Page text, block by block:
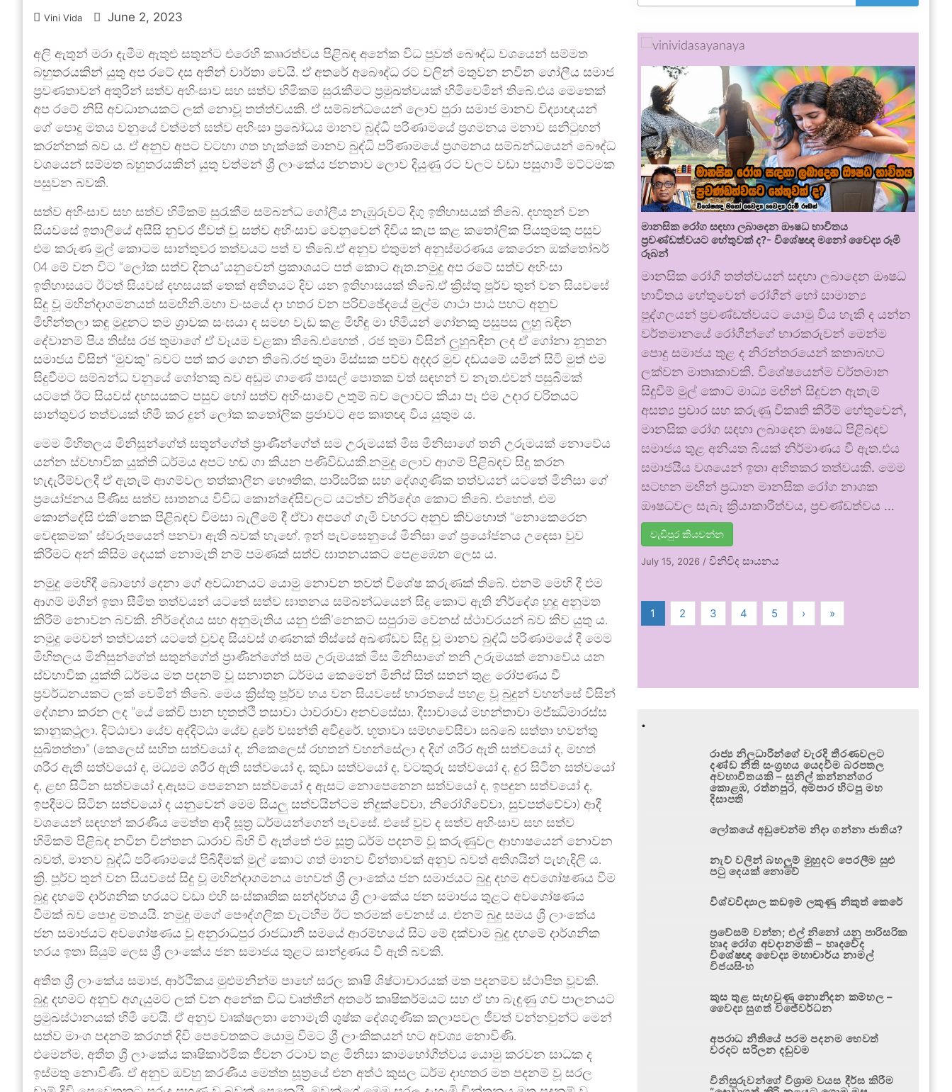
Vini Vida June 2, 2023
අලි ඇතුන් මරා දැමීම ඇතුළු සතුන්ට එරෙහි කෲරත්වය පිළිබඳ අනේක විධ පුවත් බෞද්ධ වශයෙන් සම්මත
බහුතරයකින් යුතු අප රටේ දස අතින් වාර්තා වෙයි. ඒ අතරේ අබෞද්ධ රට වලින් මතුවන නවීන ගෝලීය සමාජ
ප්‍රවණතාවන් අතුරින් සත්ව අහිංසාව සහ සත්ව හිමිකම් සුරැකීමට ප්‍රමුඛත්වයක් හිමිවෙමින් තිබේ.එය මෙතෙක්
අප රටේ නිසි අවධානයකට ලක් නොවූ තත්ත්වයකි. ඒ සම්බන්ධයෙන් ලොව පුරා සමාජ මානව විද්‍යාඥයන්
ගේ පොදු මතය වනුයේ වත්මන් සත්ව අහිංසා ප්‍රබෝධය මානව බුද්ධි පරිණාමයේ ප්‍රගමනය මනාව සනිටුහන්
කරන්නක් බව ය. ඒ අනුව අපට වටහා ගත හැක්කේ මානව බුද්ධි පරිණාමයේ ප්‍රගමනය සම්බන්ධයෙන් බෞද්ධ
වශයෙන් සම්මත බහුතරයකින් යුතු වත්මන් ශ්‍රී ලාංකේය ජනතාව ලොව දියුණු රට වලට වඩා පසුගාමී මට්ටමක
පසුවන බවකි.
සත්ව අහිංසාව සහ සත්ව හිමිකම් සුරැකීම සම්බන්ධ ගෝලීය නැඹුරුවට දිගු ඉතිහාසයක් තිබේ. දහතුන් වන
සියවසේ ඉතාලියේ අසීසි නුවර ජීවත් වූ සත්ව අහිංසාව වෙනුවෙන් දිවිය කැප කළ කතෝලික පියතුමකු පසුව
එම කරුණ මුල් කොටම සාන්තුවර තත්වයට පත් ව තිබේ.ඒ අනුව එතුමන් අනුස්මරණය කෙරෙන ඔක්තෝබර්
04 මේ වන විට “ලෝක සත්ව දිනය”යනුවෙන් ප්‍රකාශයට පත් කොට ඇත.නමුදු අප රටේ සත්ව අහිංසා
ඉතිහාසයට ඊටත් සියවස් දහසයක් තෙක් අතීතයට දිව යන ඉතිහාසයක් තිබේ.ඒ ක්‍රිස්තු පූර්ව තුන් වන සියවසේ
සිදු වූ මහින්දාගමනයත් සමඟිනි.මහා වංසයේ දා හතර වන පරිච්ඡේදයේ මුල්ම ගාථා පාඨ පහට අනුව
මිහින්තලා කඳු මුදුනට තම ශ්‍රාවක සංඝයා ද සමඟ වැඩ කළ මිහිඳු මා හිමියන් ගෝනකු පසුපස ලුහු බඳින
දේවානම් පිය තිස්ස රජ තුමාගේ ඒ වෑයම වළකා තිබේ.එහෙත් , රජ තුමා විසින් ලුහුබඳින ලද ඒ ගෝනා නූතන
සමාජය විසින් “මුවකු” බවට පත් කර ගෙන තිබේ.රජ තුමා මිස්සක පව්ව අදදර මුව දඩයමේ යමින් සිටි මුත් එම
සිදුවීමට සම්බන්ධ වනුයේ ගෝනකු බව අඩුම ගාණේ පාසල් පොතක වත් සඳහන් ව නැත.එවන් පසුබිමක්
යටතේ ඊට සියවස් දහසයකට පසුව හෝ සත්ව අහිංසාවේ උතුම් බව ලොවට කියා පෑ එම උදාර චරිතයට
සාන්තුවර තත්වයක් හිමි කර දුන් ලෝක කතෝලික ප්‍රජාවට අප කෘතඥ විය යුතුම ය.
මෙම මිහිතලය මිනිසුන්ගේත් සතුන්ගේත් ප්‍රාණීන්ගේත් සම උරුමයක් මිස මිනිසාගේ තනි උරුමයක් නොවේය
යන්න ස්වභාවික යුක්ති ධර්මය අපට හඬ ගා කියන පණිවිඩයකි.නමුදු ලොව ආගම් පිළිබඳව සිදු කරන
හැදැරීම්වලදී ඒ ඇතැම් ආගම්වල තත්කාලීන භෞතික, පාරිසරික සහ දේශගුණික තත්වයන් යටතේ මිනිසා ගේ
ප්‍රයෝජනය පිණිස සත්ව ඝාතනය විවිධ කොන්දේසිවලට යටත්ව නිර්දේශ කොට තිබේ. එහෙත්, එම
කොන්දේසි එකි’නෙක පිළිබඳව විමසා බැලීමේ දී ඒවා අපගේ ගැමි වහරට අනුව කිවහොත් “නොකෙරෙන
වෙදකමක” ස්වරූපයෙන් පනවා ඇති බවක් හැඟේ. ඉන් පැවසෙනුයේ මිනිසා ගේ ප්‍රයෝජනය උදෙසා වුව
කිරීමට අන් කිසිම දෙයක් නොමැති නම් පමණක් සත්ව ඝාතනයකට පෙළඹෙන ලෙස ය.
නමුදු මෙහිදී බොහෝ දෙනා ගේ අවධානයට යොමු නොවන තවත් විශේෂ කරුණක් තිබේ. එනම් මෙහි දී එම
ආගම් මගින් ඉතා සීමිත තත්වයන් යටතේ සත්ව ඝාතනය සම්බන්ධයෙන් සිදු කොට ඇති නිර්දේශ හුදු අනුමත
කිරීම් නොවන බවකි. නිර්දේශය සහ අනුමැතිය යනු එකි’නෙකට සපුරාම වෙනස් ස්ථාවරයන් බව කිව යුතු ය.
නමුදු මෙවන් තත්වයන් යටතේ වුවද සියවස් ගණනක් තිස්සේ අඛණ්ඩව සිදු වූ මානව බුද්ධි පරිණාමයේ දී මෙම
මිහිතලය මිනිසුන්ගේත් සතුන්ගේත් ප්‍රාණීන්ගේත් සම උරුමයක් මිස මිනිසාගේ තනි උරුමයක් නොවේය යන
ස්වභාවික යුක්ති ධර්මය මත පදනම් වූ සනාතන ධර්මය කෙමෙන් මිනිස් සිත් සතන් තුළ රෝපණය වී
ප්‍රවර්ධනයකට ලක් වෙමින් තිබේ. මෙය ක්‍රිස්තු පූර්ව හය වන සියවසේ භාරතයේ පහළ වූ බුදුන් වහන්සේ විසින්
දේශනා කරන ලද ”‍යේ කේචි පාන භූතත්ථි තසාවා ථාවරාවා අනවසේසා. දීඝාවායේ මහන්තාවා මජ්ඣිමාරස්ස
කානුකථූලා. දිට්ඨාවා යේව අද්දිට්ඨා යේච දූරේ වසන්ති අවිදුරේ. භූතාවා සම්භවේසීවා සබ්බේ සත්තා භවන්තු
සුඛිතත්තා”‍ (කෙලෙස් සහිත සත්වයෝ ද, නිකෙලෙස් රහතන් වහන්සේලා ද දිග් ශරීර ඇති සත්වයෝ ද, මහත්
ශරීර ඇති සත්වයෝ ද, මධ්‍යම ශරීර ඇති සත්වයෝ ද, කුඩා සත්වයෝ ද, වටකුරු සත්වයෝ ද, දුර සිටින සත්වයෝ
ද, ළඟ සිටින සත්වයෝ ද,ඇසට පෙනෙන සත්වයෝ ද ඇසට නොපෙනෙන සත්වයෝ ද, ඉපදුන සත්වයෝ ද,
ඉපදීමට සිටින සත්වයෝ ද යනුවෙන් මෙම සියලු‍ සත්වයින්ටම නිදුක්වේවා, නිරෝගිවේවා, සුවපත්වේවා) ආදී
වශයෙන් සඳහන් කරණීය මෙත්ත ආදී සූත්‍ර ධර්මයන්ගෙන් පැවසේ. එසේ වුව ද සත්ව අහිංසාව සහ සත්ව
හිමිකම් පිළිබඳ නවීන චින්තන ධාරාව බිහි වී ඇත්තේ එම සූත්‍ර ධර්ම පදනම් වූ කරුණුවල ආභාෂයෙන් නොවන
බවත්, මානව බුද්ධි පරිණාමයේ පිබිදීමක් මුල් කොට ගත් මානව චින්තාවක් අනුව බවත් අතිශයින් පැහැදිලි ය.
ක්‍රි. පූර්ව තුන් වන සියවසේ සිදු වූ මහින්දාගමනය හෙවත් ශ්‍රී ලාංකේය ජන සමාජයට බුදු දහම අවශෝෂණය වීම
බුදු දහමේ දාර්ශනික හරයට වඩා එහි සංස්කෘතික සන්දර්භය ශ්‍රී ලාංකේය ජන සමාජය තුළට අවශෝෂණය
වීමක් බව පොදු මතයයි. නමුදු මගේ පෞද්ගලික වැටහීම ඊට තරමක් වෙනස් ය. එනම් බුදු සමය ශ්‍රී ලාංකේය
ජන සමාජයට අවශෝෂණය වූ අනුරාධපුර රාජධානී සමයේ ආරම්භයේ සිට මේ දක්වාම බුදු දහමේ දාර්ශනික
හරය ඉතා සියුම් ලෙස ශ්‍රී ලාංකේය ජන සමාජය තුළට සාන්ද්‍රණය වී ඇති බවකි.
අතීත ශ්‍රී ලාංකේය සමාජ, ආර්ථිකය මුළුමනින්ම පාහේ සරල කෘෂි ශිෂ්ටාචාරයක් මත පදනම්ව ස්ථාපිත වූවකි.
බුදු දහමට අනුව අගැයුමට ලක් වන අනේක විධ වෘත්තීන් අතරේ කෘෂිකර්මයට සහ ඒ හා බැඳුණු ගව පාලනයට
ප්‍රමුඛස්ථානයක් හිමි වෙයි. ඒ අනුව වෘක්ෂලතා නොමැති ශුෂ්ක දේශගුණික කලාපවල ජීවත් වන්නවුන්ට මෙන්
සත්ව මාංශ පදනම් කරගත් දිවි පෙවෙතකට යොමු වීමට ශ්‍රී ලාංකිකයන් හට අවශ්‍ය නොවිණි.
එමෙන්ම, අතීත ශ්‍රී ලාංකේය කෘෂිකාර්මික ජීවන රටාව තළ මිනිසා කාමභෝගීත්වය යොමු කරවන සාධක ද
ඉස්මතු නොවිණි. ඒ අනුව ඔව්හු කරණීය මෙත්ත සූත්‍රයේ එන අත්ථ කුසල ධර්ම දාහතර මත පදනම් වූ සරල
මානසික රෝග සඳහා ලබාදෙන ඖෂධ භාවිතය
ප්‍රචණ්ඩත්වයට හේතුවක් ද?- විශේෂඥ මනෝ වෛද්‍ය රූමි
රූබන්
මානසික රෝගී තත්ත්වයන් සඳහා ලබාදෙන ඖෂධ
භාවිතය හේතුවෙන් රෝගීන් හෝ සාමාන්‍ය
පුද්ගලයන් ප්‍රචණ්ඩත්වයට යොමු විය හැකි ද යන්න
වර්තමානයේ රෝගීන්ගේ භාරකරුවන් මෙන්ම
පොදු සමාජය තුළ ද නිරන්තරයෙන් කතාබහට
ලක්වන මාතෘකාවකි. විශේෂයෙන්ම වර්තමාන
සිදුවීම් මුල් කොට මාධ්‍ය මඟින් සිදුවන ඇතැම්
අසත්‍ය ප්‍රචාර සහ කරුණු විකෘති කිරීම් හේතුවෙන්,
මානසික රෝග සඳහා ලබාදෙන ඖෂධ පිළිබඳව
සමාජය තුළ අනියත බියක් නිර්මාණය වී ඇත.එය
සමාජයීය වශයෙන් ඉතා අහිතකර තත්වයකි. මෙම
සටහන මඟින් ප්‍රධාන මානසික රෝග නාශක
ඖෂධවල සැබෑ ක්‍රියාකාරීත්වය, ප්‍රචණ්ඩත්වය …
වැඩිපුර කියවන්න
July 15, 2026 /විනිවිද සායනය
1 2 3 4 5 › »
.
රාජ්‍ය නිලධාරීන්ගේ වැරදි තීරණවලට
දණ්ඩ නීති සංග්‍රහය යෙදවීම බරපතල
අවභාවිතයකි – සුනිල් කන්නන්ගර
කොළඹ, රත්නපුර, අම්පාර හිටපු මහ
දිසාපති
ලෝකයේ අඩුවෙන්ම නිදා ගන්නා ජාතිය?
නැව් වලින් බහලුම් මුහුදට පෙරලීම සුළු
පටු දෙයක් නොවේ
විශ්වවිද්‍යාල කඩඉම් ලකුණු නිකුත් කෙරේ
ප්‍රවේසම් වන්න; එල් නිනෝ යනු පාරිසරික
හෘද රෝග අවදානමකි – හෘදවේද
විශේෂඥ වෛද්‍ය මහාචාර්ය නාමල්
විජයසිංහ
කුස තුළ සැඟවුණු නොනිදන කම්හල –
වෛද්‍ය සුගත් විජේවර්ධන
අපරාධ නීතියේ පරම පදනම හෙවත්
වරදට සරිලන දඬුවම
විනිසුරුවන්ගේ විශ්‍රාම වයස දීර්ඝ කිරීම